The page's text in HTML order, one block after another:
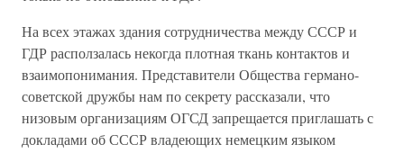
На всех этажах здания сотрудничества между СССР и
ГДР расползалась некогда плотная ткань контактов и
взаимопонимания. Представители Общества германо-
советской дружбы нам по секрету рассказали, что
низовым организациям ОГСД запрещается приглашать с
докладами об СССР владеющих немецким языком